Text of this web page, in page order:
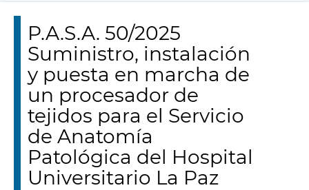
P.A.S.A. 50/2025
Suministro, instalación
y puesta en marcha de
un procesador de
tejidos para el Servicio
de Anatomía
Patológica del Hospital
Universitario La Paz